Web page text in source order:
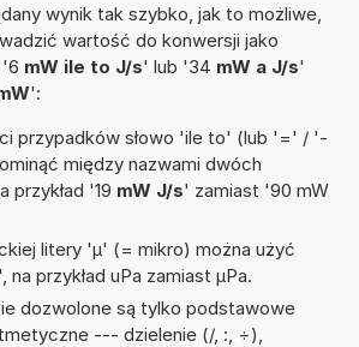
wynik tak szybko, jak to możliwe,
wartość do konwersji jako
'6 mW ile to J/s' lub '34 mW a J/s'
':
przypadków słowo 'ile to' (lub '=' / '-
między nazwami dwóch
przykład '19 mW J/s' zamiast '90 mW
litery 'µ' (= mikro) można użyć
na przykład uPa zamiast µPa.
dozwolone są tylko podstawowe
--- dzielenie (/, :, ÷),